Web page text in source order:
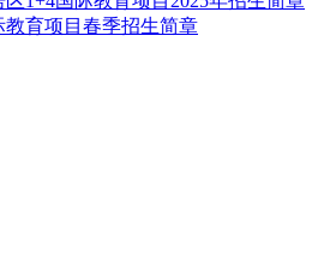
育项目春季招生简章